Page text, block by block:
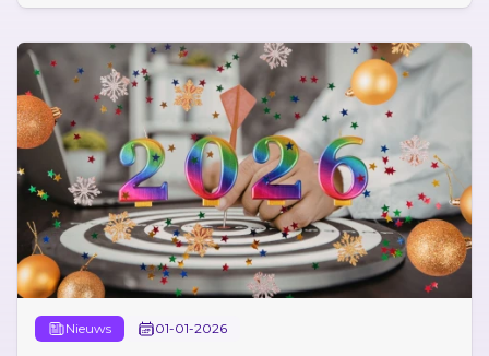
Nieuws 01-01-2026